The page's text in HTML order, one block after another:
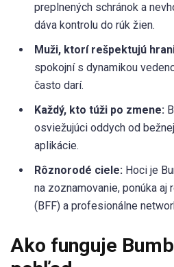
preplnených schránok a
dáva kontrolu do rúk žien.
Muži, ktorí rešpektujú
spokojní s dynamikou
často darí.
Každý, kto túži po zmene:
osviežujúci oddych od
aplikácie.
Rôznorodé ciele: Hoci je
na zoznamovanie, ponúka
(BFF) a profesionálne
Ako funguje